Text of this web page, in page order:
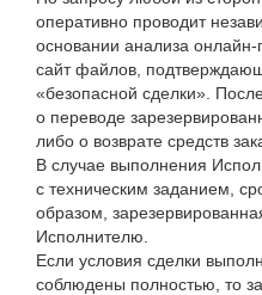
оперативно проводит
основании анализа
сайт файлов,
«безопасной сделки».
о переводе
либо о возврате средств
В случае выполнения
с техническим заданием,
образом,
Исполнителю.
Если условия сделки
соблюдены полностью, то